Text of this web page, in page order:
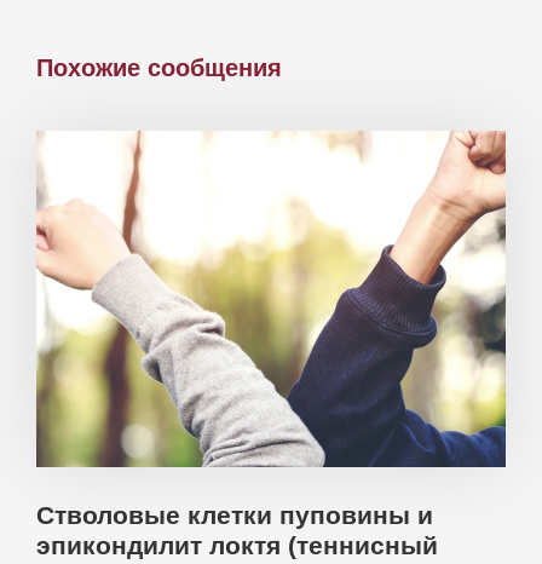
Похожие сообщения
Стволовые клетки пуповины и
эпикондилит локтя (теннисный